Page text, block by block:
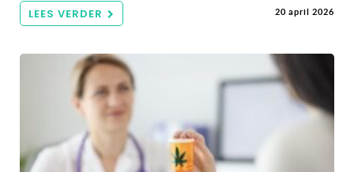
LEES VERDER 20 april 2026